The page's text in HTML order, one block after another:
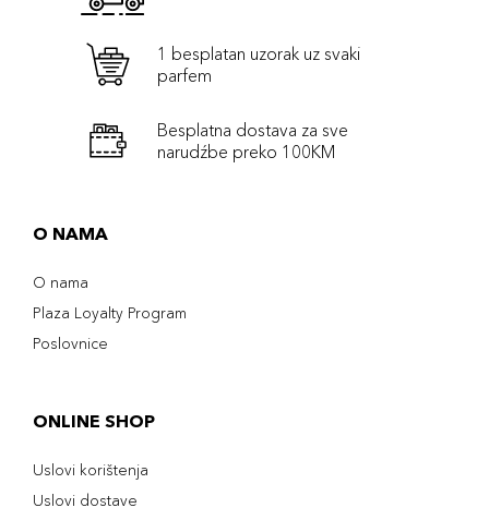
1 besplatan uzorak uz svaki
parfem
Besplatna dostava za sve
narudźbe preko 100KM
O NAMA
O nama
Plaza Loyalty Program
Poslovnice
ONLINE SHOP
Uslovi korištenja
Uslovi dostave